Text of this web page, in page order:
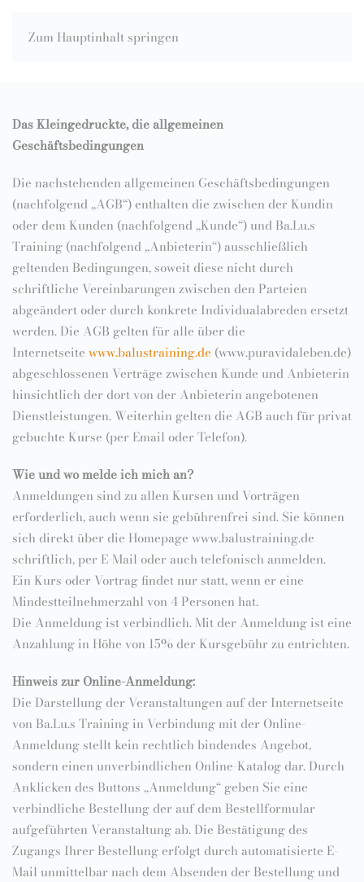
Zum Hauptinhalt springen
Das Kleingedruckte, die allgemeinen
Geschäftsbedingungen
Die nachstehenden allgemeinen Geschäftsbedingungen
(nachfolgend „AGB“) enthalten die zwischen der Kundin
oder dem Kunden (nachfolgend „Kunde“) und Ba.Lu.s
Training (nachfolgend „Anbieterin“) ausschließlich
geltenden Bedingungen, soweit diese nicht durch
schriftliche Vereinbarungen zwischen den Parteien
abgeändert oder durch konkrete Individualabreden ersetzt
werden. Die AGB gelten für alle über die
Internetseite www.balustraining.de (www.puravidaleben.de)
abgeschlossenen Verträge zwischen Kunde und Anbieterin
hinsichtlich der dort von der Anbieterin angebotenen
Dienstleistungen. Weiterhin gelten die AGB auch für privat
gebuchte Kurse (per Email oder Telefon).
Wie und wo melde ich mich an?
Anmeldungen sind zu allen Kursen und Vorträgen
erforderlich, auch wenn sie gebührenfrei sind. Sie können
sich direkt über die Homepage www.balustraining.de
schriftlich, per E-Mail oder auch telefonisch anmelden.
Ein Kurs oder Vortrag findet nur statt, wenn er eine
Mindestteilnehmerzahl von 4 Personen hat.
Die Anmeldung ist verbindlich. Mit der Anmeldung ist eine
Anzahlung in Höhe von 15% der Kursgebühr zu entrichten.
Hinweis zur Online-Anmeldung:
Die Darstellung der Veranstaltungen auf der Internetseite
von Ba.Lu.s Training in Verbindung mit der Online-
Anmeldung stellt kein rechtlich bindendes Angebot,
sondern einen unverbindlichen Online-Katalog dar. Durch
Anklicken des Buttons „Anmeldung“ geben Sie eine
verbindliche Bestellung der auf dem Bestellformular
aufgeführten Veranstaltung ab. Die Bestätigung des
Zugangs Ihrer Bestellung erfolgt durch automatisierte E-
Mail unmittelbar nach dem Absenden der Bestellung und